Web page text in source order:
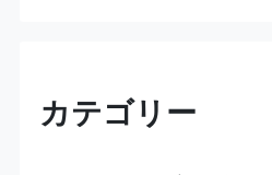
カテゴリー